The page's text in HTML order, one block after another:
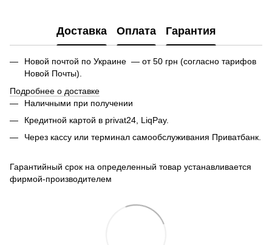
Доставка Оплата Гарантия
Новой почтой по Украине — от 50 грн (согласно тарифов
Новой Почты).
Подробнее о доставке
Наличными при получении
Кредитной картой в privat24, LiqPay.
Через кассу или терминал самообслуживания Приватбанк.
Гарантийный срок на определенный товар устанавливается
фирмой-производителем